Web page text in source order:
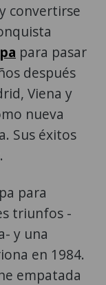
convertirse
para pasar
después
Viena y
nueva
Sus éxitos
para
triunfos -
y una
en 1984.
empatada